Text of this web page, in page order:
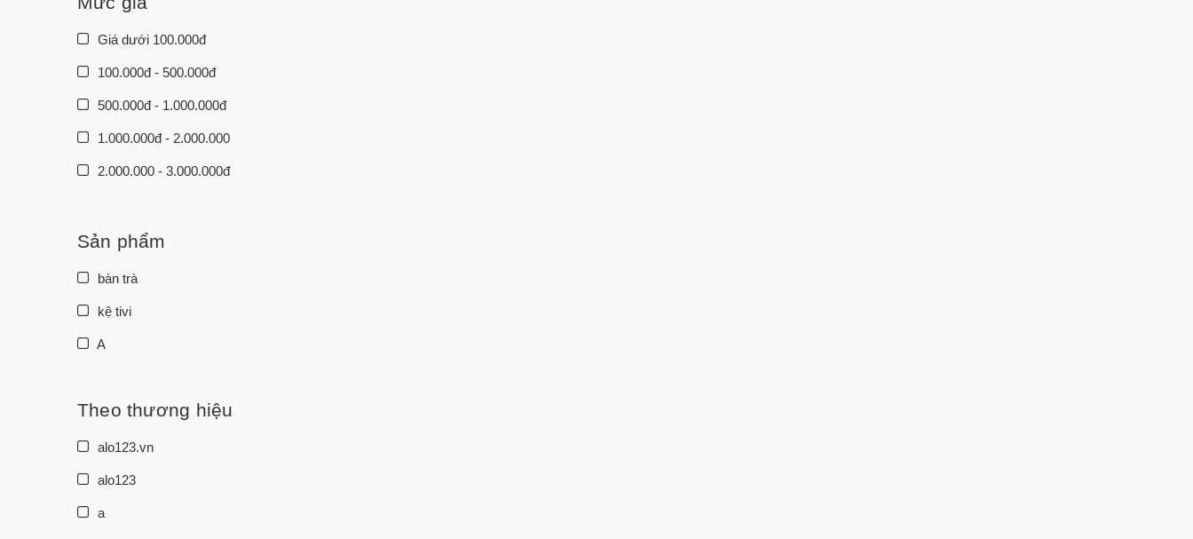
Giá dưới 100.000đ
100.000đ - 500.000đ
500.000đ - 1.000.000đ
1.000.000đ - 2.000.000
2.000.000 - 3.000.000đ
5.000.000đ - 10.000.000đ
Sản phẩm
bàn trà
kệ tivi
A
Theo thương hiệu
alo123.vn
alo123
a